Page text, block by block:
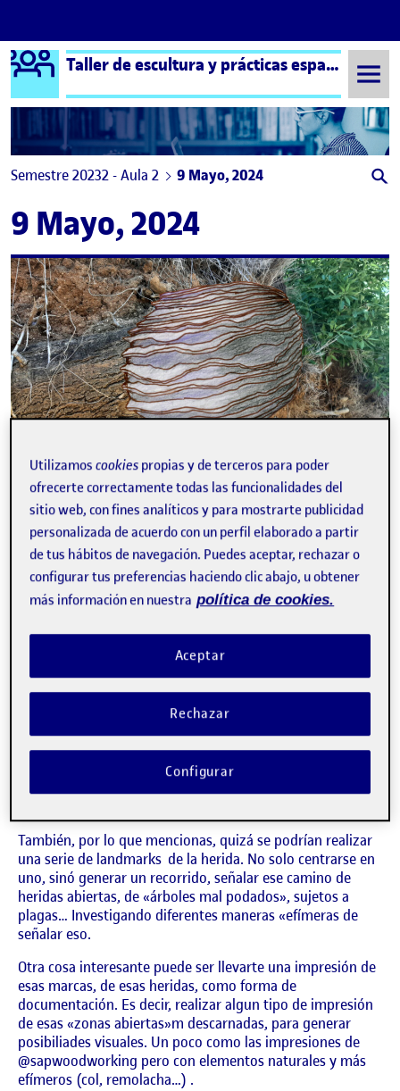
Saltar al contenido
Logo Ágora Taller de escultura y prácticas espaciales – Aula 2
Semestre 20232 - Aula 2 9 Mayo, 2024
9 Mayo, 2024
Publicado porReto 3. Hoja de ruta: Bocetos
Publicado por
Sergio Escalona Robles
Visibilidad:
Pública-Fecha de publicación
9 May 2024 -3 comentariosen Reto 3. Hoja de ruta: Bocetos
DEBATE CONTRIBUTIONS
3EN RETO 3. HOJA DE RUTA: BOCETOS
Visibilidad:
Pública 12 mayo, 2024
es interesante todo lo que comentas, así como la idea de
una intervención mínima, en consonancia con lo
planteado. Podrías investigar, en jardinería y horticultura,
los procesos que se utilizan para «cura de heridas o cortes
» de árboles. Muchas veces se hacen emplastos con
diferentes materiales, como cera de abeja, que pueden
También, por lo que mencionas, quizá se podrían realizar
una serie de landmarks de la herida. No solo centrarse en
uno, sinó generar un recorrido, señalar ese camino de
heridas abiertas, de «árboles mal podados», sujetos a
plagas… Investigando diferentes maneras «efímeras de
señalar eso.
Otra cosa interesante puede ser llevarte una impresión de
esas marcas, de esas heridas, como forma de
documentación. Es decir, realizar algun tipo de impresión
de esas «zonas abiertas»m descarnadas, para generar
posibiliades visuales. Un poco como las impresiones de
@sapwoodworking pero con elementos naturales y más
efímeros (col, remolacha…) .
Utilizamoscookies propias y de terceros para poder
ofrecerte correctamente todas las funcionalidades del
sitio web, con fines analíticos y para mostrarte publicidad
personalizada de acuerdo con un perfil elaborado a partir
de tus hábitos de navegación. Puedes aceptar, rechazar o
configurar tus preferencias haciendo clic abajo, u obtener
más información en nuestra política de cookies.
Rechazar
Aceptar
Configurar